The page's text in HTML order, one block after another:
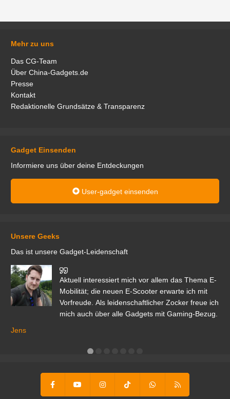
Mehr zu uns
Das CG-Team
Über China-Gadgets.de
Presse
Kontakt
Redaktionelle Grundsätze & Transparenz
Gadget Einsenden
Informiere uns über deine Entdeckungen
User-gadget einsenden
Unsere Geeks
Das ist unsere Gadget-Leidenschaft
Aktuell interessiert mich vor allem das Thema E-
Mobilität; die neuen E-Scooter erwarte ich mit
Vorfreude. Als leidenschaftlicher Zocker freue ich
mich auch über alle Gadgets mit Gaming-Bezug.
Jens